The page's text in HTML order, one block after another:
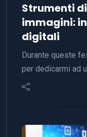
Strumenti
immagini:
digitali
Durante queste
per dedicarmi ad